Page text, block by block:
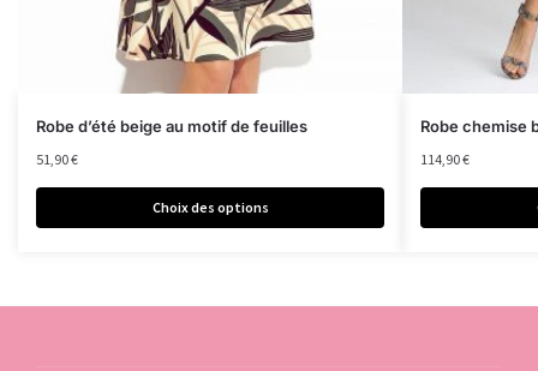
Robe d’été beige au motif de feuilles
51,90€
Choix des options
Robe chemise
114,90€